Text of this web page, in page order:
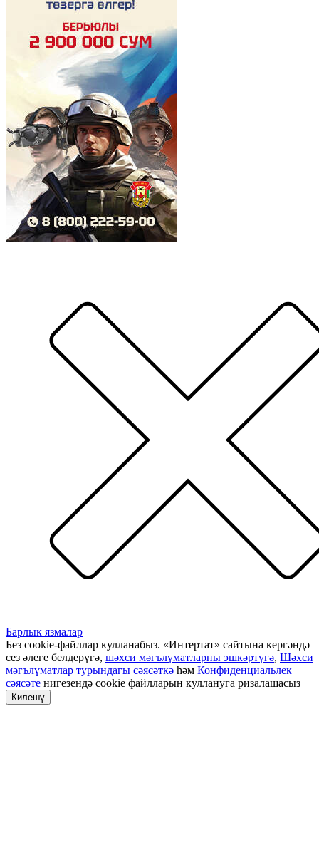
Барлык язмалар
Без cookie-файллар кулланабыз. «Интертат» сайтына кергәндә
сез әлеге белдерүгә, шәхси мәгълүматларны эшкәртүгә, Шәхси
мәгълүматлар турындагы сәясәткә һәм Конфиденциальлек
сәясәте нигезендә cookie файлларын куллануга ризалашасыз
Килешү